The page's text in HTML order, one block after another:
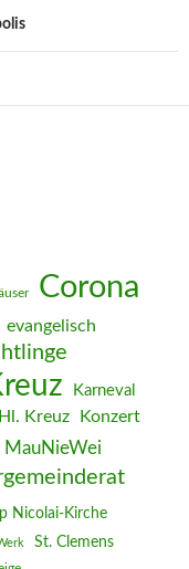
Corona
evangelisch
Karneval
Kreuz Konzert
MauNieWei
Nicolai-Kirche
St. Clemens